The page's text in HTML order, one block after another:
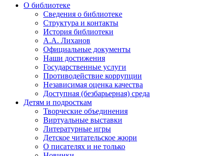
О библиотеке
Сведения о библиотеке
Структура и контакты
История библиотеки
А.А. Лиханов
Официальные документы
Наши достижения
Государственные услуги
Противодействие коррупции
Независимая оценка качества
Доступная (безбарьерная) среда
Детям и подросткам
Творческие объединения
Виртуальные выставки
Литературные игры
Детское читательское жюри
О писателях и не только